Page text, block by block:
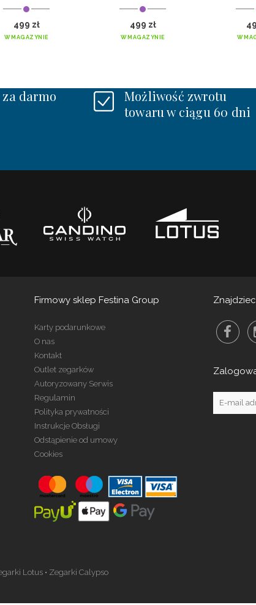
499 zł
W MAGAZYNIE
499 zł
W MAGAZYNIE W
za darmo
Możliwość zwrotu
towaru w ciągu 60 dni
Firmowy sklep Festina Group
Karty podarunkowe
O nas
Kontakt
Outlet zegarków
Autoryzowany Serwis
Regulamin
Polityka prywatności
Instrukcje Obsługi
Odstąpienie od umowy
Cookies
Lotus • Zegarki Calypso